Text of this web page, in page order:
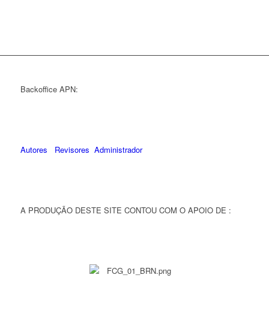
Backoffice APN:
Autores Revisores Administrador
A PRODUÇÃO DESTE SITE CONTOU COM O APOIO DE :